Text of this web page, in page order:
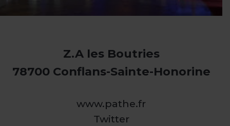
Z.A les Boutries
78700 Conflans-Sainte-Honorine
www.pathe.fr
Twitter